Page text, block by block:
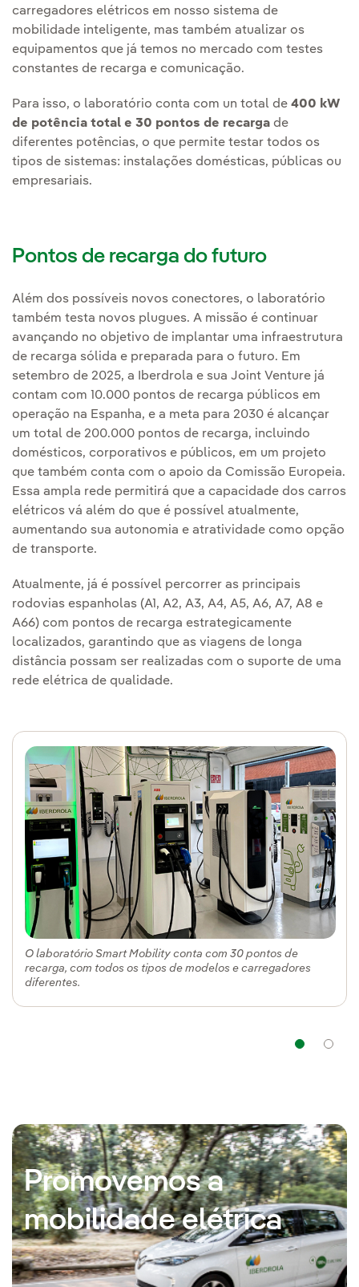
carregadores elétricos em nosso sistema de
mobilidade inteligente, mas também atualizar os
equipamentos que já temos no mercado com testes
constantes de recarga e comunicação.
Para isso, o laboratório conta com un total de 400 kW
de potência total e 30 pontos de recarga de
diferentes potências, o que permite testar todos os
tipos de sistemas: instalações domésticas, públicas ou
empresariais.
Pontos de recarga do futuro
Além dos possíveis novos conectores, o laboratório
também testa novos plugues. A missão é continuar
avançando no objetivo de implantar uma infraestrutura
de recarga sólida e preparada para o futuro. Em
setembro de 2025, a Iberdrola e sua Joint Venture já
contam com 10.000 pontos de recarga públicos em
operação na Espanha, e a meta para 2030 é alcançar
um total de 200.000 pontos de recarga, incluindo
domésticos, corporativos e públicos, em um projeto
que também conta com o apoio da Comissão Europeia.
Essa ampla rede permitirá que a capacidade dos carros
elétricos vá além do que é possível atualmente,
aumentando sua autonomia e atratividade como opção
de transporte.
Atualmente, já é possível percorrer as principais
rodovias espanholas (A1, A2, A3, A4, A5, A6, A7, A8 e
A66) com pontos de recarga estrategicamente
localizados, garantindo que as viagens de longa
distância possam ser realizadas com o suporte de uma
rede elétrica de qualidade.
O laboratório Smart Mobility conta com 30 pontos de
recarga, com todos os tipos de modelos e carregadores
diferentes.
Promovemos a
mobilidade elétrica